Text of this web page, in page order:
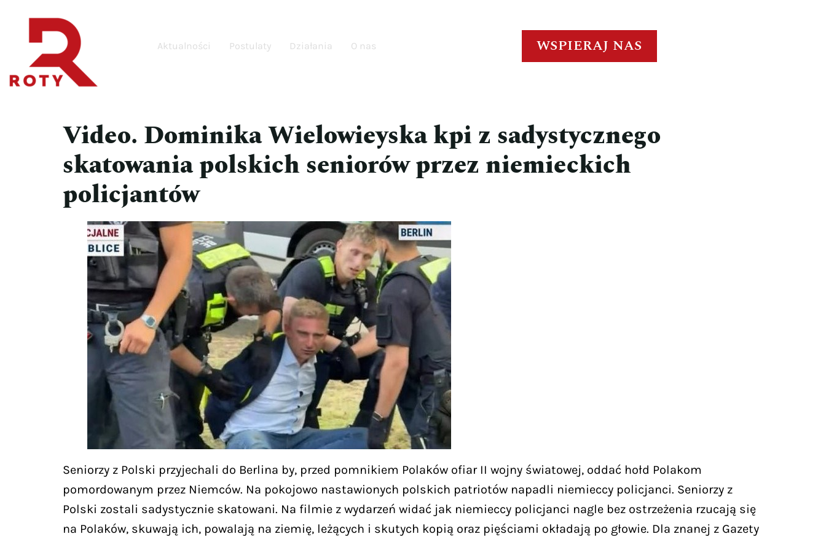
Aktualności Postulaty Działania O nas WSPIERAJ NAS
Video. Dominika Wielowieyska kpi z sadystycznego
skatowania polskich seniorów przez niemieckich
policjantów
Seniorzy z Polski przyjechali do Berlina by, przed pomnikiem Polaków ofiar II wojny światowej, oddać hołd Polakom
pomordowanym przez Niemców. Na pokojowo nastawionych polskich patriotów napadli niemieccy policjanci. Seniorzy z
Polski zostali sadystycznie skatowani. Na filmie z wydarzeń widać jak niemieccy policjanci nagle bez ostrzeżenia rzucają się
na Polaków, skuwają ich, powalają na ziemię, leżących i skutych kopią oraz pięściami okładają po głowie. Dla znanej z Gazety